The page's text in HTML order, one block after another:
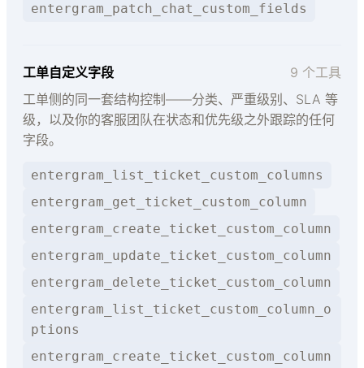
entergram_patch_chat_custom_fields
工单自定义字段
9 个工具
工单侧的同一套结构控制——分类、严重级别、SLA 等
级，以及你的客服团队在状态和优先级之外跟踪的任何
字段。
entergram_list_ticket_custom_columns
entergram_get_ticket_custom_column
entergram_create_ticket_custom_column
entergram_update_ticket_custom_column
entergram_delete_ticket_custom_column
entergram_list_ticket_custom_column_o
ptions
entergram_create_ticket_custom_column